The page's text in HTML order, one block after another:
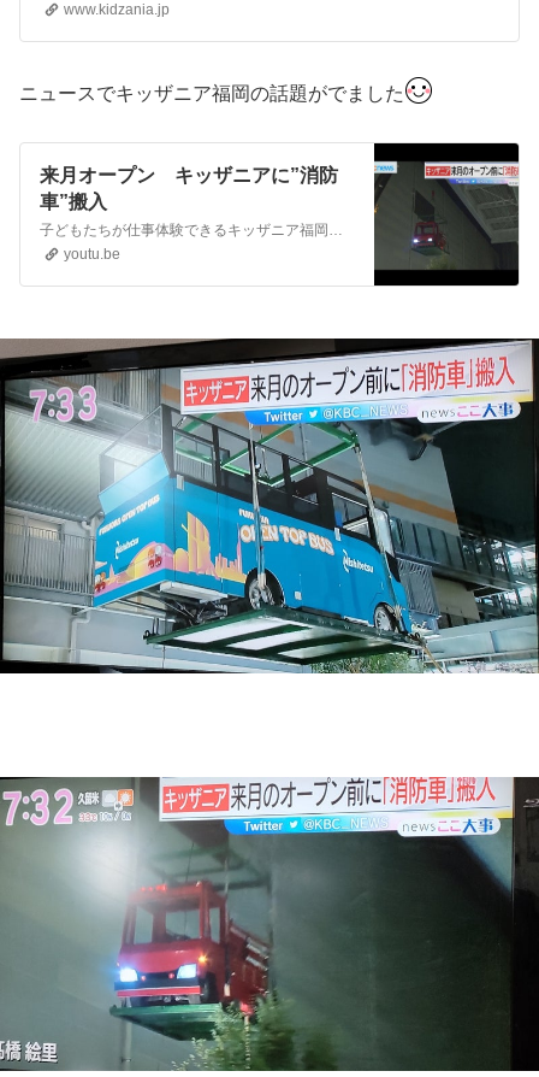
www.kidzania.jp
ニュースでキッザニア福岡の話題がでました
来月オープン キッザニアに”消防
車”搬入
子どもたちが仕事体験できるキッザニア福岡が来月末、福岡市にオープンするのを前に施設内で使用される車両の搬入が、２８日未明、行われました。午前４時２０分、本物そっくりな消防車がクレーンで吊り上げられています。福岡市博多区に建設中のキッザニア福岡に通常の３分の２サイズの消防車が搬入されました。子どもたちが働く消防署で...
youtu.be